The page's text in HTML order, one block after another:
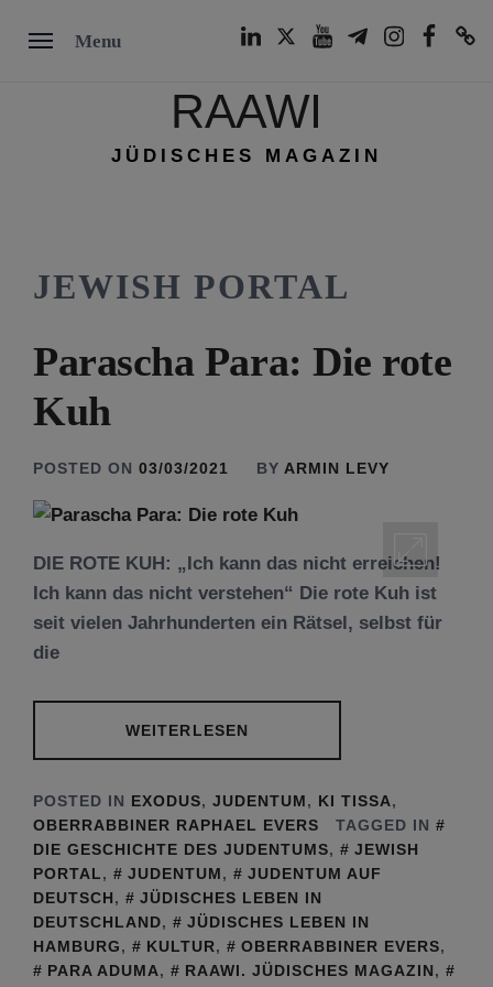
Menu
RAAWI
JÜDISCHES MAGAZIN
JEWISH PORTAL
Parascha Para: Die rote
Kuh
POSTED ON 03/03/2021 BY ARMIN LEVY
DIE ROTE KUH: „Ich kann das nicht erreichen!
Ich kann das nicht verstehen“ Die rote Kuh ist
seit vielen Jahrhunderten ein Rätsel, selbst für
die
WEITERLESEN
POSTED IN EXODUS, JUDENTUM, KI TISSA,
OBERRABBINER RAPHAEL EVERS
TAGGED IN
DIE GESCHICHTE DES JUDENTUMS,
JEWISH
PORTAL, JUDENTUM,
JUDENTUM AUF
DEUTSCH,
JÜDISCHES LEBEN IN
DEUTSCHLAND,
JÜDISCHES LEBEN IN
HAMBURG, KULTUR, OBERRABBINER EVERS,
PARA ADUMA, RAAWI. JÜDISCHES MAGAZIN,